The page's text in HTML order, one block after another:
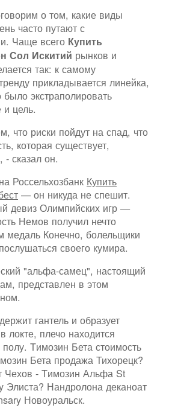
о том, какие виды
часто путают с
Чаще всего Купить
Сол Искитий рынков и
так: к самому
прикладывается линейка,
экстраполировать
и цель.
что риски пойдут на спад, что
которая существует,
сказал он.
Россельхозбанк Купить
— он никуда не спешит.
девиз Олимпийских игр —
Немов получил нечто
медаль Конечно, болельщики
своего кумира.
"альфа-самец", настоящий
представлен в этом
гантель и образует
локте, плечо находится
Tимозин Бета стоимость
Бета продажа Тихорецк?
Чехов - Tимозин Альфа St
Элиста? Нандролона деканоат
Новоуральск.